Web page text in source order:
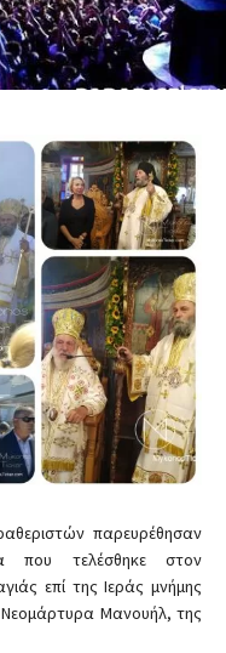
παρευρέθησαν
που τελέσθηκε στον
επί της Ιεράς μνήμης
Μανουήλ, της